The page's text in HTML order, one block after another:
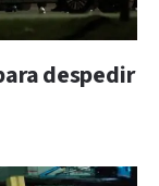
despedir